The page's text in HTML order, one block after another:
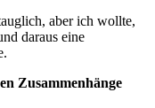
aber ich wollte,
daraus eine
Zusammenhänge